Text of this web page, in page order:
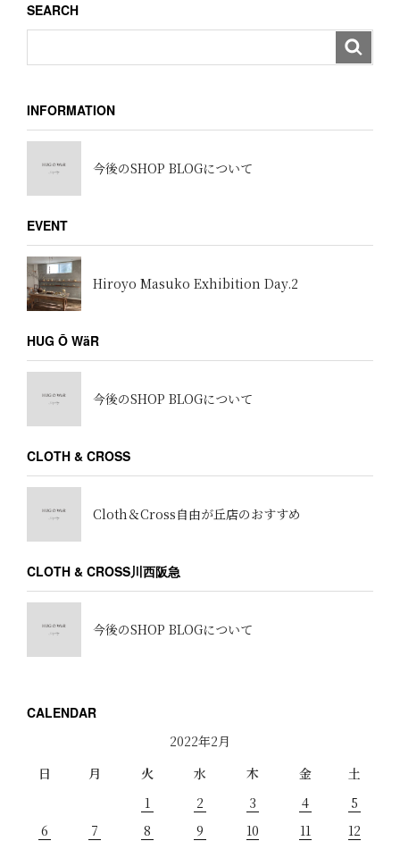
ン
SEARCH
INFORMATION
今後のSHOP BLOGについて
EVENT
Hiroyo Masuko Exhibition Day.2
HUG Ō WäR
今後のSHOP BLOGについて
CLOTH & CROSS
Cloth＆Cross自由が丘店のおすすめ
CLOTH & CROSS川西阪急
今後のSHOP BLOGについて
CALENDAR
2022年2月
日
月 火 水 木 金
土
1
2 3 4
5
6
7 8 9 10 11
12